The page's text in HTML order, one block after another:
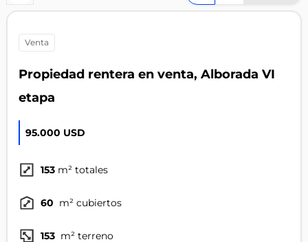
venta
Propiedad rentera en venta, Alborada VI
etapa
95.000 USD
153 m² totales
60 m² cubiertos
153 m² terreno